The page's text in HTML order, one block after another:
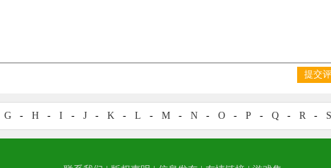
提交
G - H - I - J - K - L - M - N - O - P - Q - R - S